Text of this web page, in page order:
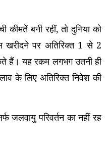
कीमतें बनी रहीं, तो दुनिया को
पर अतिरिक्त 1 से 2
हैं। यह रकम लगभग उतनी ही
के लिए अतिरिक्त निवेश की
जलवायु परिवर्तन का नहीं रह